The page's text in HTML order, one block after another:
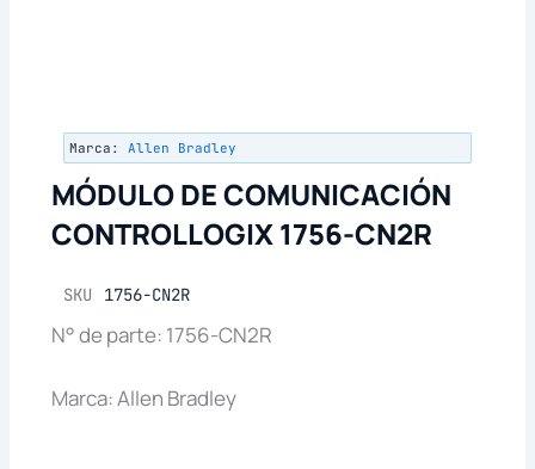
Marca: Allen Bradley
MÓDULO DE COMUNICACIÓN
CONTROLLOGIX 1756-CN2R
SKU 1756-CN2R
N° de parte: 1756-CN2R
Marca: Allen Bradley